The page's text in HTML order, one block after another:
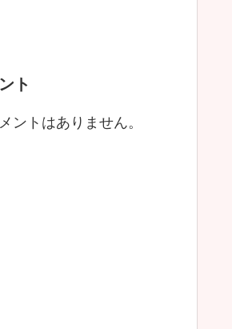
ト
ントはありません。